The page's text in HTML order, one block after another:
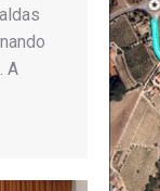
A